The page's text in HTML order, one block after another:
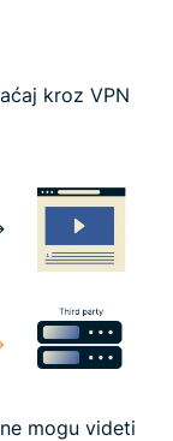
kroz VPN
mogu videti